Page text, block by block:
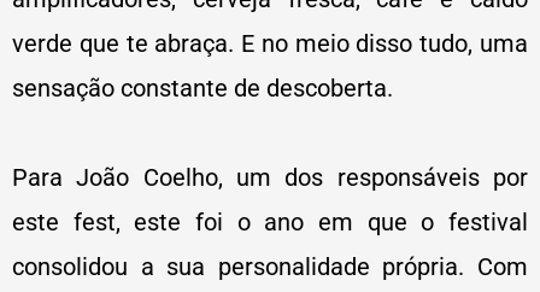
verde que te abraça. E no meio disso tudo, uma
sensação constante de descoberta.
Para João Coelho, um dos responsáveis por
este fest, este foi o ano em que o festival
consolidou a sua personalidade própria. Com